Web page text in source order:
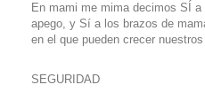
En mami me mima decimos SÍ
apego, y Sí a los brazos de
en el que pueden crecer
SEGURIDAD